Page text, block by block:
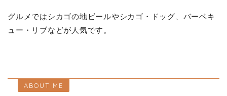
グルメではシカゴの地ビールやシカゴ・ドッグ、バーベキ
ュー・リブなどが人気です。
ABOUT ME